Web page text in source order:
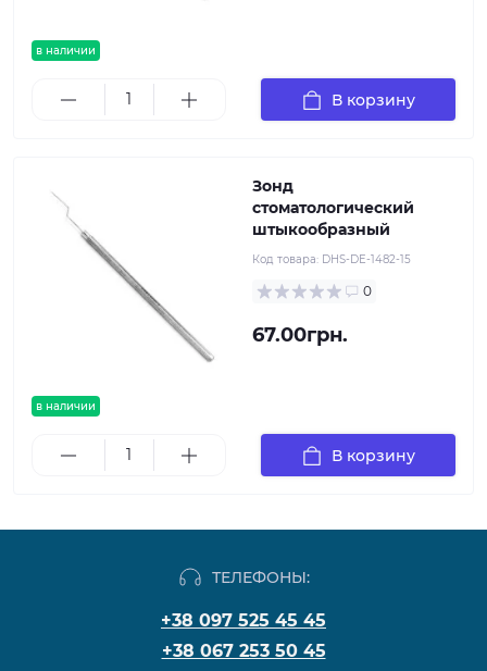
в наличии
В корзину
в наличии
Зонд
стоматологический
штыкообразный
Код товара: DHS-DE-1482-15
0
67.00грн.
В корзину
ТЕЛЕФОНЫ:
+38 097 525 45 45
+38 067 253 50 45